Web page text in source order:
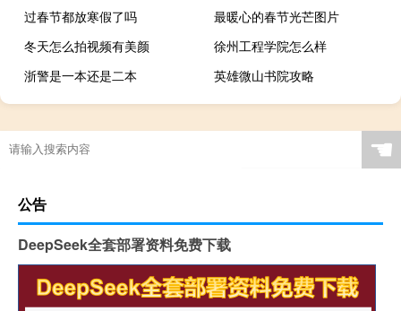
过春节都放寒假了吗
最暖心的春节光芒图片
冬天怎么拍视频有美颜
徐州工程学院怎么样
浙警是一本还是二本
英雄微山书院攻略
☚
公告
DeepSeek全套部署资料免费下载